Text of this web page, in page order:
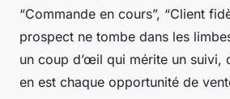
“Commande en cours”, “Client
prospect ne tombe dans les
un coup d’œil qui mérite un suivi,
en est chaque opportunité de